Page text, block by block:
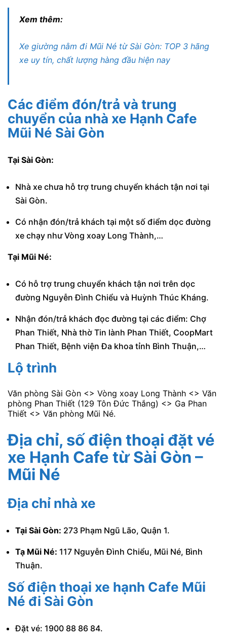
Xem thêm:
Xe giường nằm đi Mũi Né từ Sài Gòn: TOP 3 hãng
xe uy tín, chất lượng hàng đầu hiện nay
Các điểm đón/trả và trung
chuyển của nhà xe Hạnh Cafe
Mũi Né Sài Gòn
Tại Sài Gòn:
Nhà xe chưa hỗ trợ trung chuyển khách tận nơi tại
Sài Gòn.
Có nhận đón/trả khách tại một số điểm dọc đường
xe chạy như Vòng xoay Long Thành,…
Tại Mũi Né:
Có hỗ trợ trung chuyển khách tận nơi trên dọc
đường Nguyễn Đình Chiểu và Huỳnh Thúc Kháng.
Nhận đón/trả khách đọc đường tại các điểm: Chợ
Phan Thiết, Nhà thờ Tin lành Phan Thiết, CoopMart
Phan Thiết, Bệnh viện Đa khoa tỉnh Bình Thuận,…
Lộ trình
Văn phòng Sài Gòn <> Vòng xoay Long Thành <> Văn
phòng Phan Thiết (129 Tôn Đức Thắng) <> Ga Phan
Thiết <> Văn phòng Mũi Né.
Địa chỉ, số điện thoại đặt vé
xe Hạnh Cafe từ Sài Gòn –
Mũi Né
Địa chỉ nhà xe
Tại Sài Gòn: 273 Phạm Ngũ Lão, Quận 1.
Tạ Mũi Né: 117 Nguyễn Đình Chiểu, Mũi Né, Bình
Thuận.
Số điện thoại xe hạnh Cafe Mũi
Né đi Sài Gòn
Đặt vé: 1900 88 86 84.